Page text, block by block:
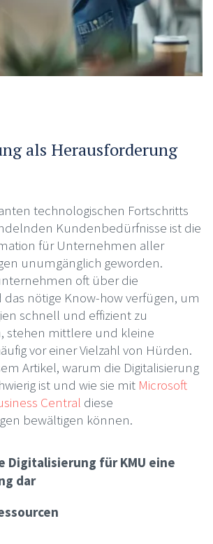
als Herausforderung
technologischen Fortschritts
Kundenbedürfnisse ist die
für Unternehmen aller
unumgänglich geworden.
oft über die
das nötige Know-how verfügen, um
schnell und effizient zu
stehen mittlere und kleine
vor einer Vielzahl von Hürden.
Artikel, warum die Digitalisierung
ist und wie sie mit Microsoft
Central diese
bewältigen können.
Digitalisierung für KMU eine
dar